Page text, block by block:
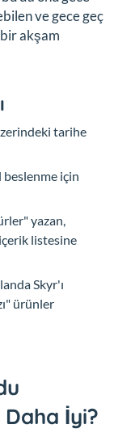
ve gece geç
akşam
tarihe
için
yazan,
listesine
Skyr'ı
ürünler
Daha İyi?